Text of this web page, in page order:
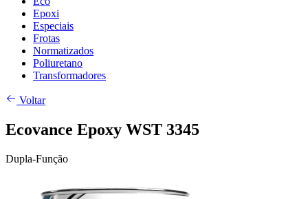
Epoxi
Especiais
Frotas
Normatizados
Poliuretano
Transformadores
Voltar
Ecovance Epoxy WST 3345
Dupla-Função